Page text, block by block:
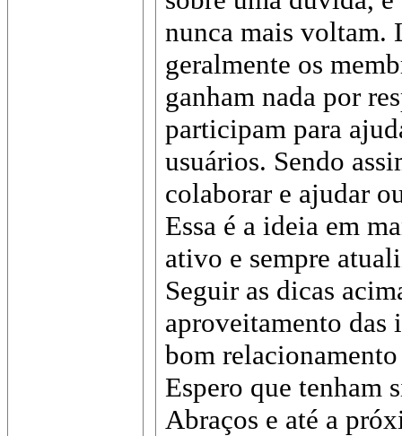
nunca mais voltam.
geralmente os
ganham nada por
participam para
usuários. Sendo
colaborar e ajudar
Essa é a ideia em
ativo e sempre
Seguir as dicas
aproveitamento das
bom
Espero que tenham
Abraços e até a